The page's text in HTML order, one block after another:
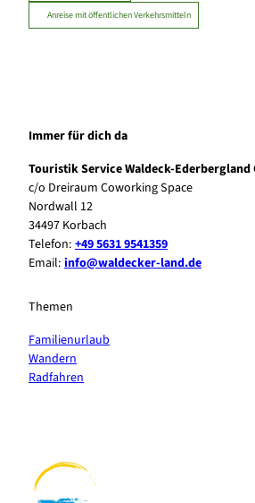
Anreise mit öffentlichen Verkehrsmitteln
Immer für dich da
Touristik Service Waldeck-Ederbergland
c/o Dreiraum Coworking Space
Nordwall 12
34497 Korbach
Telefon: +49 5631 9541359
Email: info@waldecker-land.de
Themen
Familienurlaub
Wandern
Radfahren
b
n
t
r
t
u
b